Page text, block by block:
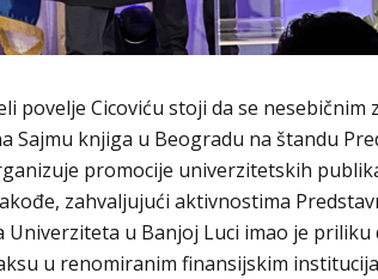
povelje Cicoviću stoji da se
Sajmu knjiga u Beogradu na štandu
promocije univerzitetskih
zahvaljujući aktivnostima
Univerziteta u Banjoj Luci imao je
u renomiranim finansijskim